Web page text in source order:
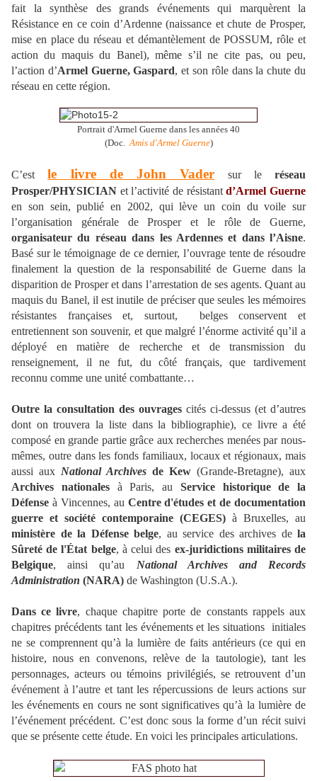
fait la synthèse des grands événements qui marquèrent la
Résistance en ce coin d’Ardenne (naissance et chute de Prosper,
mise en place du réseau et démantèlement dePOSSUM, rôle et
action du maquis du Banel), même s’il ne cite pas, ou peu,
l’action d’Armel Guerne, Gaspard, et son rôle dans la chute du
réseau en cette région.
Portrait d'Armel Guerne dans les années 40
(Doc. Amis d'Armel Guerne)
C’est le livre de John Vader sur le réseau
Prosper/PHYSICIAN et l’activité de résistantd’Armel Guerne
en son sein, publié en 2002, qui lève un coin du voile sur
l’organisation générale de Prosper et le rôle de Guerne,
organisateur du réseau dans les Ardennes et dans l’Aisne.
Basé sur le témoignage de ce dernier, l’ouvrage tente de résoudre
finalement la question de la responsabilité de Guerne dans la
disparition de Prosper et dans l’arrestation de ses agents. Quant au
maquis du Banel, il est inutile de préciser que seules les mémoires
résistantes françaises et, surtout, belges conservent et
entretiennent son souvenir, et que malgré l’énorme activité qu’il a
déployé en matière de recherche et de transmission du
renseignement, il ne fut, du côté français, que tardivement
reconnu comme une unité combattante…
Outre la consultation des ouvrages cités ci-dessus (et d’autres
dont on trouvera la liste dans la bibliographie), ce livre a été
composé en grande partie grâce aux recherches menées par nous-
mêmes, outre dans les fonds familiaux, locaux et régionaux, mais
aussi aux National Archives de Kew (Grande-Bretagne), aux
Archives nationalesà Paris, au Service historique de la
Défense à Vincennes, au Centre d'études et de documentation
guerre et société contemporaine (CEGES) à Bruxelles, au
ministère de la Défense belge, au service des archives de la
Sûreté de l'État belge, à celui des ex-juridictions militaires de
Belgique, ainsi qu’au National Archives and Records
Administration (NARA) de Washington (U.S.A.).
Dans ce livre, chaque chapitre porte de constants rappels aux
chapitres précédents tant les événements et les situations initiales
ne se comprennent qu’à la lumière de faits antérieurs (ce qui en
histoire, nous en convenons, relève de la tautologie), tant les
personnages, acteurs ou témoins privilégiés, se retrouvent d’un
événement à l’autre et tant les répercussions de leurs actions sur
les événements en cours ne sont significatives qu’à la lumière de
l’événement précédent. C’est donc sous la forme d’un récit suivi
que se présente cette étude. En voici les principales articulations.